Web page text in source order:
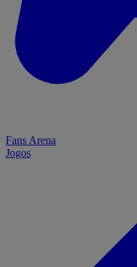
Fans Arena
Jogos